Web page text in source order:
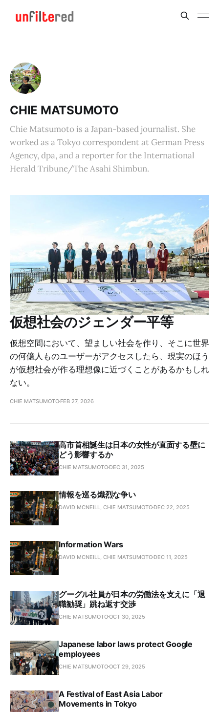
CHIE MATSUMOTO
Chie Matsumoto is a Japan-based journalist. She
worked as a Tokyo correspondent at German Press
Agency, dpa, and a reporter for the International
Herald Tribune/The Asahi Shimbun.
仮想社会のジェンダー平等
仮想空間において、望ましい社会を作り、そこに世界
の何億人ものユーザーがアクセスしたら、現実のほう
が仮想社会が作る理想像に近づくことがあるかもしれ
ない。
CHIE MATSUMOTO FEB 27, 2026
高市首相誕生は日本の女性が直面する壁に
どう影響するか
CHIE MATSUMOTO DEC 31, 2025
情報を巡る熾烈な争い
DAVID MCNEILL, CHIE MATSUMOTO DEC 22, 2025
Information Wars
DAVID MCNEILL, CHIE MATSUMOTO DEC 11, 2025
グーグル社員が日本の労働法を支えに「退
職勧奨」跳ね返す交渉
CHIE MATSUMOTOOCT 30, 2025
Japanese labor laws protect Google
employees
CHIE MATSUMOTOOCT 29, 2025
A Festival of East Asia Labor
Movements in Tokyo